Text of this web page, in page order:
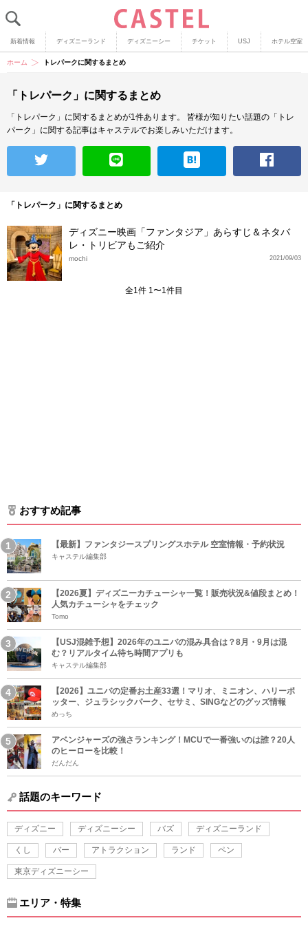
新着情報 ディズニーランド ディズニーシー チケット USJ ホテル空室
ホーム トレパークに関するまとめ
「トレパーク」に関するまとめ
「トレパーク」に関するまとめが1件あります。
皆様が知りたい話題の「トレ
パーク」に関する記事はキャステルでお楽しみいただけます。
「トレパーク」に関するまとめ
ディズニー映画「ファンタジア」あらすじ＆ネタバ
レ・トリビアもご紹介
2021/09/03
mochi
全1件 1〜1件目
おすすめ記事
【最新】ファンタジースプリングスホテル 空室情報・予約状況
キャステル編集部
【2026夏】ディズニーカチューシャ一覧！販売状況&値段まとめ！
人気カチューシャをチェック
Tomo
【USJ混雑予想】2026年のユニバの混み具合は？8月・9月は混
む？リアルタイム待ち時間アプリも
キャステル編集部
【2026】ユニバの定番お土産33選！マリオ、ミニオン、ハリーポ
ッター、ジュラシックパーク、セサミ、SINGなどのグッズ情報
めっち
アベンジャーズの強さランキング！MCUで一番強いのは誰？20人
のヒーローを比較！
だんだん
話題のキーワード
ディズニー ディズニーシー バズ ディズニーランド
くし バー アトラクション ランド ペン
東京ディズニーシー
エリア・特集